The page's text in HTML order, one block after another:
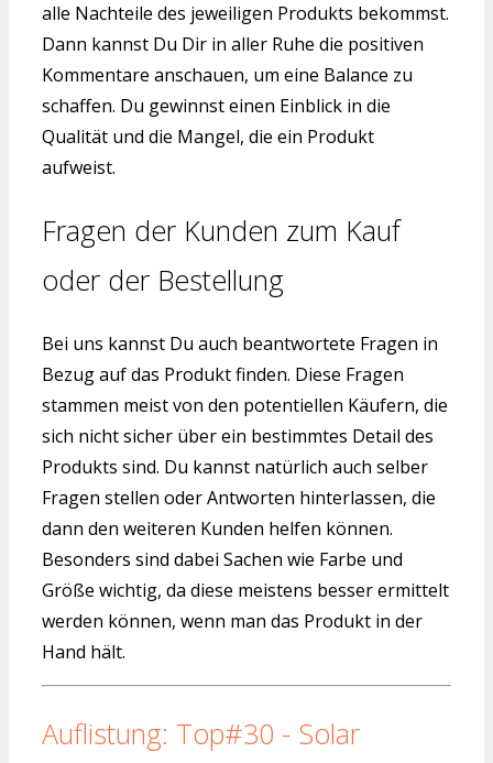
alle Nachteile des jeweiligen Produkts bekommst.
Dann kannst Du Dir in aller Ruhe die positiven
Kommentare anschauen, um eine Balance zu
schaffen. Du gewinnst einen Einblick in die
Qualität und die Mangel, die ein Produkt
aufweist.
Fragen der Kunden zum Kauf
oder der Bestellung
Bei uns kannst Du auch beantwortete Fragen in
Bezug auf das Produkt finden. Diese Fragen
stammen meist von den potentiellen Käufern, die
sich nicht sicher über ein bestimmtes Detail des
Produkts sind. Du kannst natürlich auch selber
Fragen stellen oder Antworten hinterlassen, die
dann den weiteren Kunden helfen können.
Besonders sind dabei Sachen wie Farbe und
Größe wichtig, da diese meistens besser ermittelt
werden können, wenn man das Produkt in der
Hand hält.
Auflistung: Top#30 - Solar